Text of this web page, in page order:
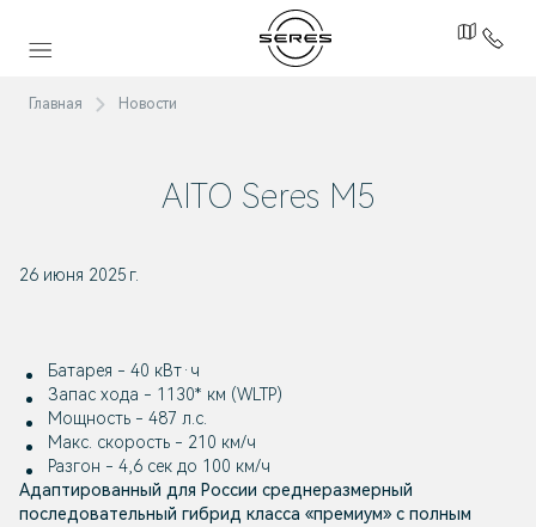
Главная Новости
AITO Seres M5
26 июня 2025 г.
Батарея - 40 кВт·ч
Запас хода - 1130* км (WLTP)
Мощность - 487 л.с.
Макс. скорость - 210 км/ч
Разгон - 4,6 сек до 100 км/ч
Адаптированный для России среднеразмерный
последовательный гибрид класса «премиум» с полным